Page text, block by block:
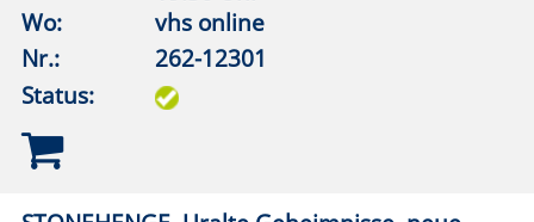
Konrad Adenauer. Kanzler nach der
Wann:
24.11.2026,
19:30 Uhr
vhs online
Nr.: